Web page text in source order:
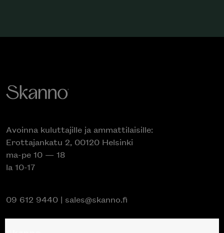
Avoinna kuluttajille ja ammattilaisille:
Erottajankatu 2, 00120 Helsinki
ma-pe 10 — 18
la 10-17
09 612 9440 | sales@skanno.fi